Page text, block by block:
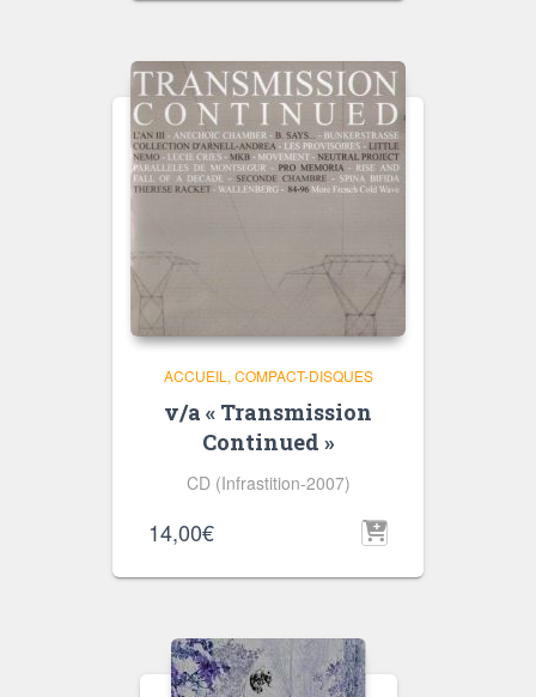
ACCUEIL COMPACT-DISQUES
v/a « Transmission
Continued »
CD (Infrastition-2007)
14,00€